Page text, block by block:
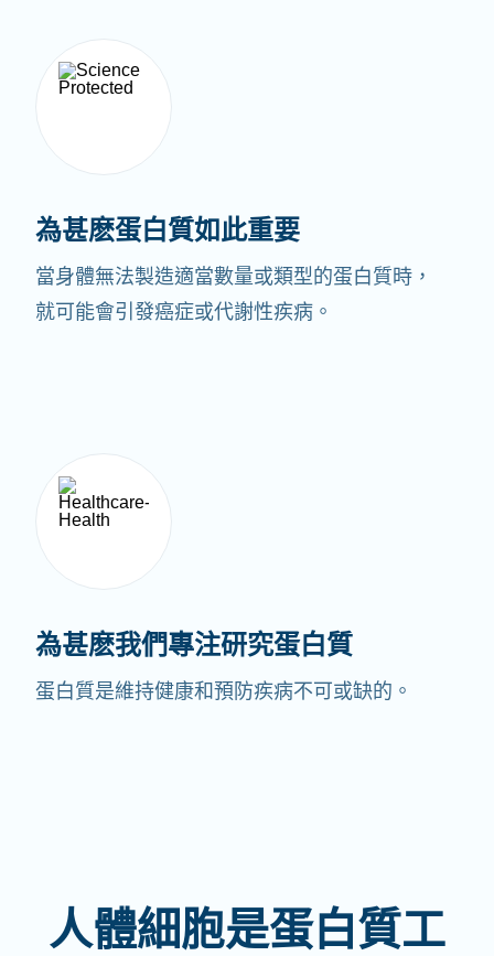
為甚麽蛋白質如此重要
當身體無法製造適當數量或類型的蛋白質時，
就可能會引發癌症或代謝性疾病。
為甚麽我們專注研究蛋白質
蛋白質是維持健康和預防疾病不可或缺的。
人體細胞是蛋白質工